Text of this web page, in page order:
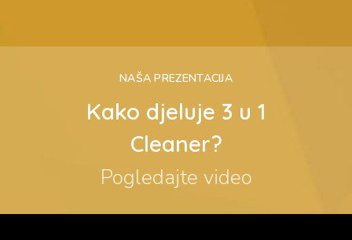
NAŠA PREZENTACIJA
Kako djeluje 3 u 1
Cleaner?
Pogledajte video